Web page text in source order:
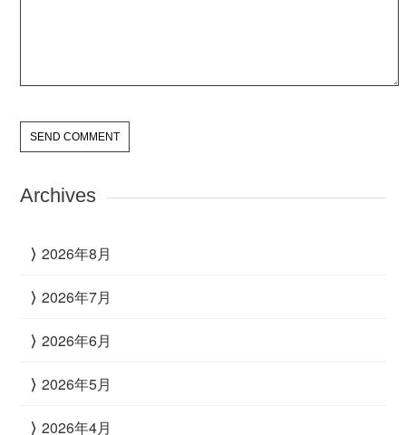
Archives
2026年8月
2026年7月
2026年6月
2026年5月
2026年4月